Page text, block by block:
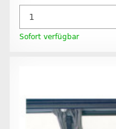
Sofort verfügbar